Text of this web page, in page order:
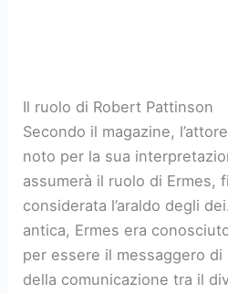
Il ruolo di Robert Pattinson
Secondo il magazine,
noto per la sua
assumerà il ruolo di Ermes,
considerata l’araldo degli
antica, Ermes era
per essere il messaggero
della comunicazione tra il